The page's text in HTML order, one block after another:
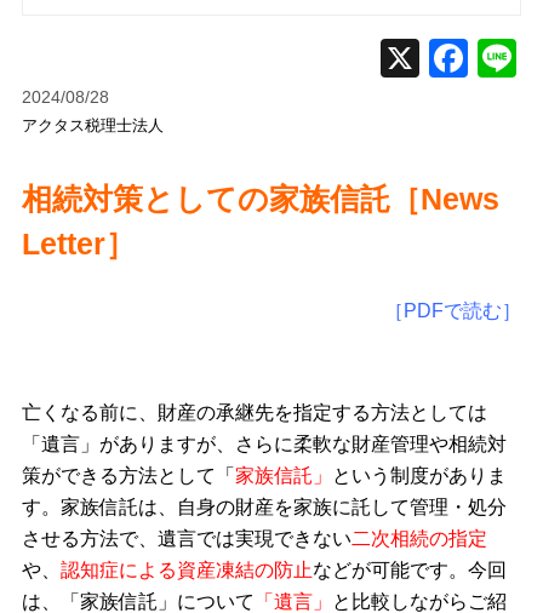
2024/08/28
アクタス税理士法人
相続対策としての家族信託［News
Letter］
［PDFで読む］
亡くなる前に、財産の承継先を指定する方法としては
「遺言」がありますが、さらに柔軟な財産管理や相続対
策ができる方法として「 家族信託」
という制度がありま
す。家族信託は、自身の財産を家族に託して管理・処分
させる方法で、遺言では実現できない二次相続の指定
や、 認知症による資産凍結の防止などが可能です。今回
は、「家族信託」について
「遺言」
と比較しながらご紹